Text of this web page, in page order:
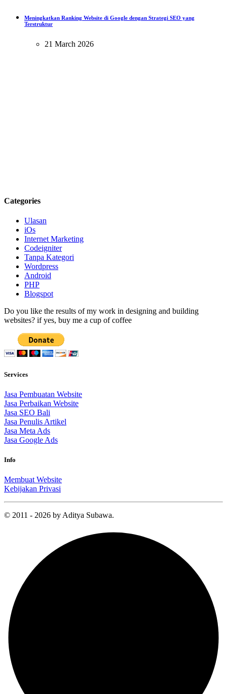
Meningkatkan Ranking Website di Google dengan Strategi SEO yang
Terstruktur
21 March 2026
Categories
Ulasan
iOs
Internet Marketing
Codeigniter
Tanpa Kategori
Wordpress
Android
PHP
Blogspot
Do you like the results of my work in designing and building
websites? if yes, buy me a cup of coffee
Services
Jasa Pembuatan Website
Jasa Perbaikan Website
Jasa SEO Bali
Jasa Penulis Artikel
Jasa Meta Ads
Jasa Google Ads
Info
Membuat Website
Kebijakan Privasi
© 2011 - 2026 by Aditya Subawa.